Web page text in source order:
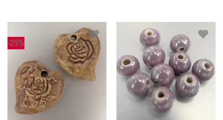
-29%